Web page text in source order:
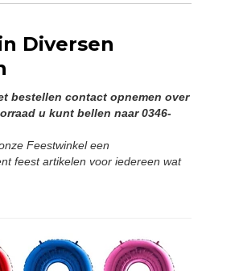
Diversen
bestellen contact opnemen over
u kunt bellen naar 0346-
Feestwinkel een
feest artikelen voor iedereen wat